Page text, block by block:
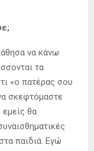
να κάνω
τα
«ο πατέρας σου
σκεφτόμαστε
θα
παιδιά. Εγώ